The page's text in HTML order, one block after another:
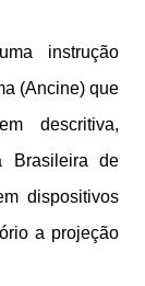
instrução
(Ancine) que
descritiva,
Brasileira de
dispositivos
a projeção